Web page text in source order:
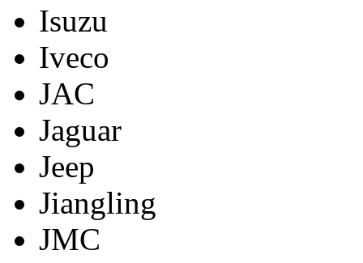
Isuzu
Iveco
JAC
Jaguar
Jeep
Jiangling
JMC